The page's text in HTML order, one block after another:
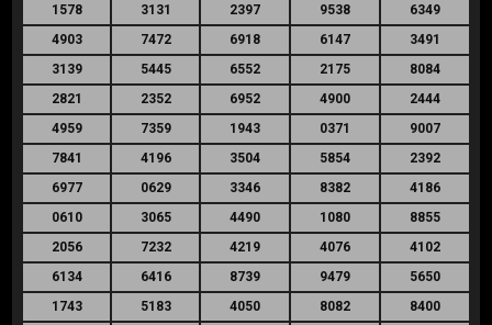
1578
3131 2397 9538
6349
4903
7472 6918 6147
3491
3139
5445 6552 2175
8084
2821
2352 6952 4900
2444
4959
7359 1943 0371
9007
7841
4196 3504 5854
2392
6977
0629 3346 8382
4186
0610
3065 4490 1080
8855
2056
7232 4219 4076
4102
6134
6416 8739 9479
5650
1743
5183 4050 8082
8400